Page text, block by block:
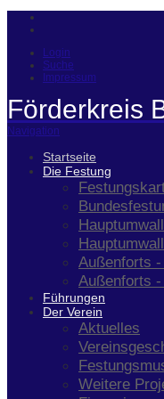
Login
Suche
Impressum
Förderkreis
Navigation
Startseite
Die Festung
Außenforts
Außenforts
Führungen
Der Verein
Aktuelles
Weitere